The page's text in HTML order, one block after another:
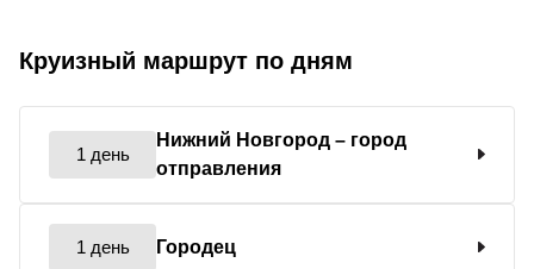
Круизный маршрут по дням
1 день
Нижний Новгород – город
отправления
1 день Городец